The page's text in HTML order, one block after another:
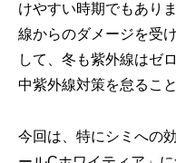
けやすい時期でもあり
線からのダメージを受
して、冬も紫外線はゼ
中紫外線対策を怠るこ
今回は、特にシミへの